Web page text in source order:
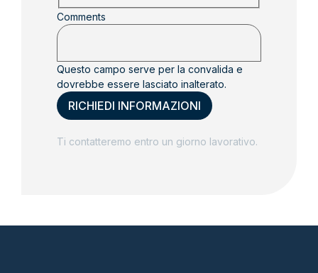
Comments
Questo campo serve per la convalida e
dovrebbe essere lasciato inalterato.
Ti contatteremo entro un giorno lavorativo.